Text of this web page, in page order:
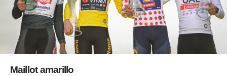
Maillot amarillo